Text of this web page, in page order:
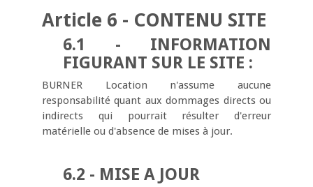
Article 6 - CONTENU SITE
6.1 - INFORMATION
FIGURANT SUR LE SITE :
BURNER Location n'assume aucune
responsabilité quant aux dommages directs ou
indirects qui pourrait résulter d'erreur
matérielle ou d'absence de mises à jour.
6.2 - MISE A JOUR